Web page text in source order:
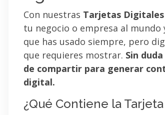
Con nuestras Tarjetas Digitales
tu negocio o empresa al
que has usado siempre, pero
que requieres mostrar. Sin
de compartir para generar
digital.
¿Qué Contiene la